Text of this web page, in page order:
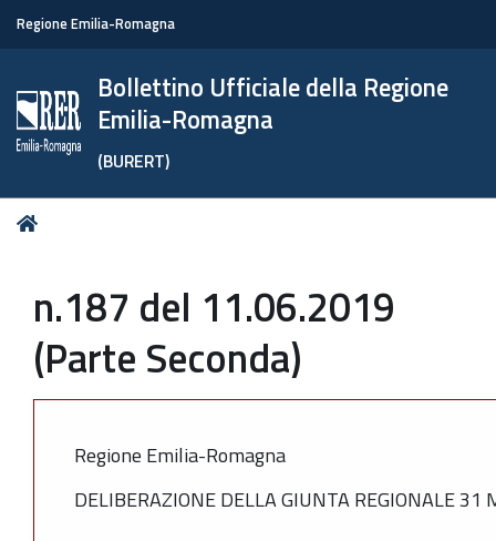
Regione Emilia-Romagna
Bollettino Ufficiale della Regione
Emilia-Romagna
(BURERT)
Tu
n.187 del 11.06.2019
(Parte Seconda)
Regione Emilia-Romagna
DELIBERAZIONE DELLA GIUNTA REGIONALE 31